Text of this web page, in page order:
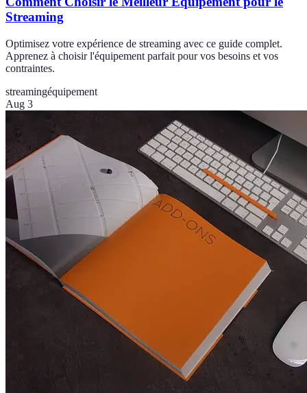
Streaming
Optimisez votre expérience de streaming avec ce guide complet.
Apprenez à choisir l'équipement parfait pour vos besoins et vos
contraintes.
streamingéquipement
Aug 3